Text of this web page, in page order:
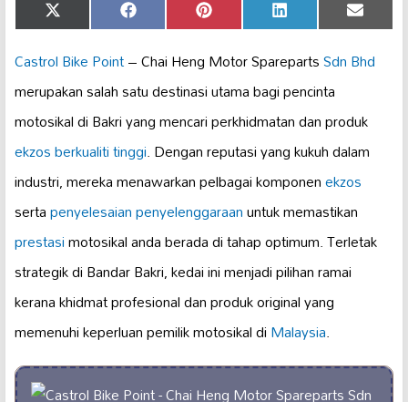
Share
on
X
(Twitter)
Share
on
Facebook Share
on
Pinterest Share
on
LinkedIn Share
on
Email
Castrol Bike Point– Chai Heng Motor SparepartsSdn Bhd
merupakan salah satu destinasi utama bagi pencinta
motosikal di Bakri yang mencari perkhidmatan dan produk
ekzos berkualiti tinggi. Dengan reputasi yang kukuh dalam
industri, mereka menawarkan pelbagai komponenekzos
sertapenyelesaian penyelenggaraanuntuk memastikan
prestasimotosikal anda berada di tahap optimum. Terletak
strategik di Bandar Bakri, kedai ini menjadi pilihan ramai
kerana khidmat profesional dan produk original yang
memenuhi keperluan pemilik motosikal diMalaysia.